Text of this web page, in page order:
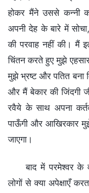
होकर मैंने उससे कन्नी
अपनी देह के बारे में
की परवाह नहीं की। मैं
चिंतन करते हुए मुझे
मुझे भ्रष्ट और पतित बना
और मैं बेकार की जिंदगी
रवैये के साथ अपना
पाऊँगी और आखिरकार मुझे
जाएगा।
बाद में परमेश्वर
लोगों से क्या अपेक्षाएँ